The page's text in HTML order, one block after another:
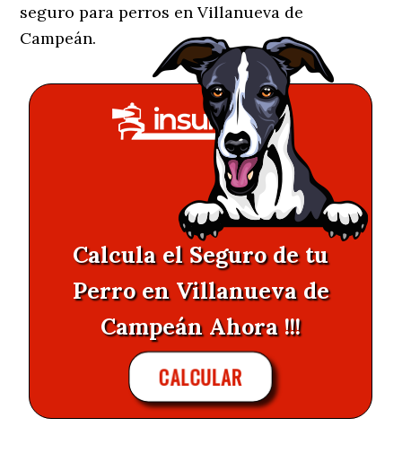
seguro para perros en Villanueva de
Campeán.
Calcula el Seguro de tu
Perro en Villanueva de
Campeán Ahora !!!
CALCULAR